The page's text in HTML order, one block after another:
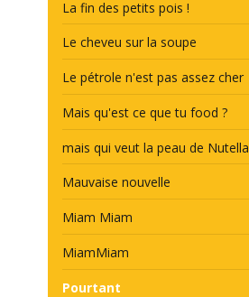
La fin des petits pois !
Le cheveu sur la soupe
Le pétrole n'est pas assez cher
Mais qu'est ce que tu food ?
mais qui veut la peau de Nutella
Mauvaise nouvelle
Miam Miam
MiamMiam
Pourtant